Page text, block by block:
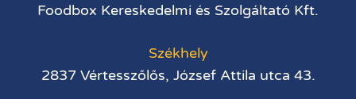
Foodbox Kereskedelmi és Szolgáltató Kft.
Székhely
2837 Vértesszőlős, József Attila utca 43.